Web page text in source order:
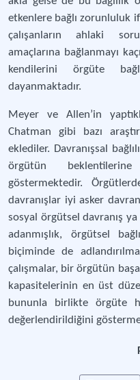
etkenlere bağlı zorunluluk
çalışanların ahlaki
amaçlarına bağlanmayı
kendilerini örgüte
dayanmaktadır.
Meyer ve Allen’in
Chatman gibi bazı
eklediler. Davranışsal
örgütün
göstermektedir.
davranışlar iyi asker
sosyal örgütsel davranış
adanmışlık, örgütsel
biçiminde de
çalışmalar, bir örgütün
kapasitelerinin en üst
bununla birlikte örgüte
değerlendirildiğini